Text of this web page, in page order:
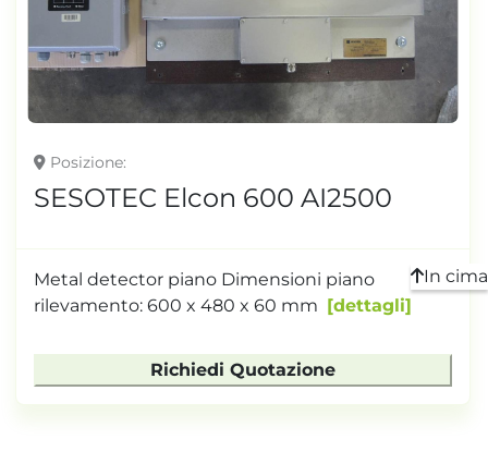
TONNELLAGGIO
Posizione
SESOTEC Elcon 600 AI2500
Metal detector piano Dimensioni piano
rilevamento: 600 x 480 x 60 mm
dettagli
Richiedi Quotazione
In cima